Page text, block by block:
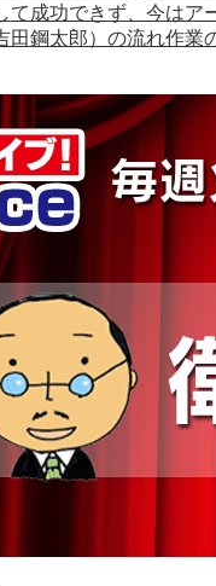
て成功できず、今はア
田鋼太郎）の流れ作業